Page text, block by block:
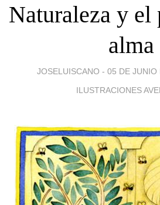
Naturaleza y el
alma
JOSELUISCANO - 05 DE JUNIO
ILUSTRACIONES